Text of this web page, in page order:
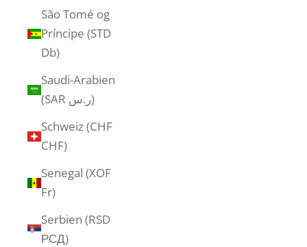
São Tomé og
Príncipe (STD
Db)
Saudi-Arabien
(SAR ر.س)
Schweiz (CHF
CHF)
Senegal (XOF
Fr)
Serbien (RSD
РСД)